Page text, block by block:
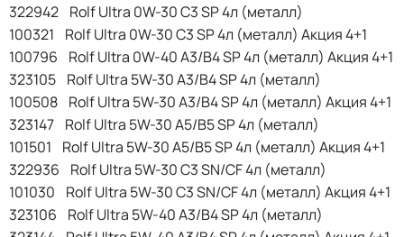
322942 Rolf Ultra 0W-30 C3 SP 4л (металл)
100321 Rolf Ultra 0W-30 C3 SP 4л (металл) Акция 4+1
100796 Rolf Ultra 0W-40 A3/B4 SP 4л (металл) Акция 4+1
323105 Rolf Ultra 5W-30 A3/B4 SP 4л (металл)
100508 Rolf Ultra 5W-30 A3/B4 SP 4л (металл) Акция 4+1
323147 Rolf Ultra 5W-30 A5/B5 SP 4л (металл)
101501 Rolf Ultra 5W-30 A5/B5 SP 4л (металл) Акция 4+1
322936 Rolf Ultra 5W-30 C3 SN/CF 4л (металл)
101030 Rolf Ultra 5W-30 C3 SN/CF 4л (металл) Акция 4+1
323106 Rolf Ultra 5W-40 A3/B4 SP 4л (металл)